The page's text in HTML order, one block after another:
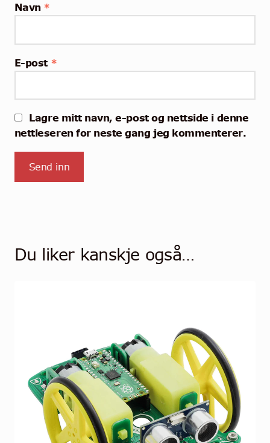
Navn *
E-post *
Lagre mitt navn, e-post og nettside i denne
nettleseren for neste gang jeg kommenterer.
Du liker kanskje også…